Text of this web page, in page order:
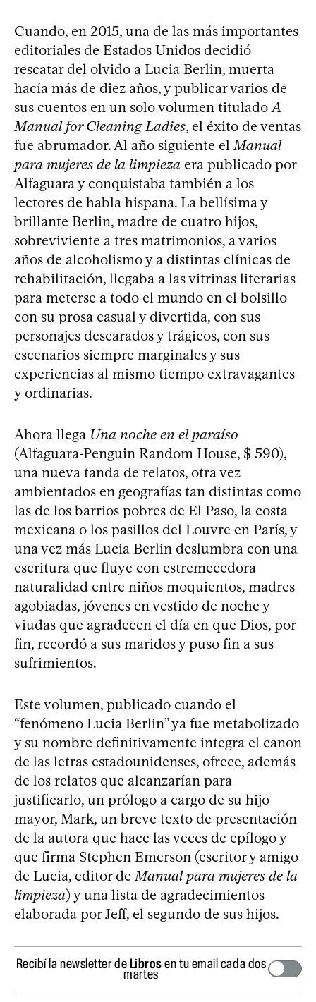
Cuando, en 2015, una de las más importantes
editoriales de Estados Unidos decidió
rescatar del olvido a Lucia Berlin, muerta
hacía más de diez años, y publicar varios de
sus cuentos en un solo volumen tituladoA
Manual for Cleaning Ladies, el éxito de ventas
fue abrumador. Al año siguiente elManual
para mujeres de la limpieza era publicado por
Alfaguara y conquistaba también a los
lectores de habla hispana. La bellísima y
brillante Berlin, madre de cuatro hijos,
sobreviviente a tres matrimonios, a varios
años de alcoholismo y a distintas clínicas de
rehabilitación, llegaba a las vitrinas literarias
para meterse a todo el mundo en el bolsillo
con su prosa casual y divertida, con sus
personajes descarados y trágicos, con sus
escenarios siempre marginales y sus
experiencias al mismo tiempo extravagantes
y ordinarias.
Ahora llega Una noche en el paraíso
(Alfaguara-Penguin Random House, $ 590),
una nueva tanda de relatos, otra vez
ambientados en geografías tan distintas como
las de los barrios pobres de El Paso, la costa
mexicana o los pasillos del Louvre en París, y
una vez más Lucia Berlin deslumbra con una
escritura que fluye con estremecedora
naturalidad entre niños moquientos, madres
agobiadas, jóvenes en vestido de noche y
viudas que agradecen el día en que Dios, por
fin, recordó a sus maridos y puso fin a sus
sufrimientos.
Este volumen, publicado cuando el
“fenómeno Lucia Berlin” ya fue metabolizado
y su nombre definitivamente integra el canon
de las letras estadounidenses, ofrece, además
de los relatos que alcanzarían para
justificarlo, un prólogo a cargo de su hijo
mayor, Mark, un breve texto de presentación
de la autora que hace las veces de epílogo y
que firma Stephen Emerson (escritor y amigo
de Lucia, editor deManual para mujeres de la
limpieza) y una lista de agradecimientos
elaborada por Jeff, el segundo de sus hijos.
Recibí la newsletter deLibrosen tu email cada dos
martes